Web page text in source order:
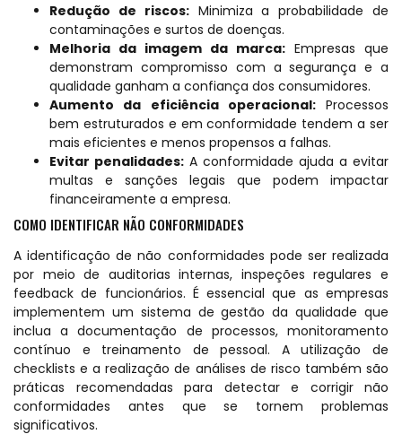
Redução de riscos:Minimiza a probabilidade de
contaminações e surtos de doenças.
Melhoria da imagem da marca: Empresas que
demonstram compromisso com a segurança e a
qualidade ganham a confiança dos consumidores.
Aumento da eficiência operacional:Processos
bem estruturados e em conformidade tendem a ser
mais eficientes e menos propensos a falhas.
Evitar penalidades: A conformidade ajuda a evitar
multas e sanções legais que podem impactar
financeiramente a empresa.
COMO IDENTIFICAR NÃO CONFORMIDADES
A identificação de não conformidades pode ser realizada
por meio de auditorias internas, inspeções regulares e
feedback de funcionários. É essencial que as empresas
implementem um sistema de gestão da qualidade que
inclua a documentação de processos, monitoramento
contínuo e treinamento de pessoal. A utilização de
checklists e a realização de análises de risco também são
práticas recomendadas para detectar e corrigir não
conformidades antes que se tornem problemas
significativos.